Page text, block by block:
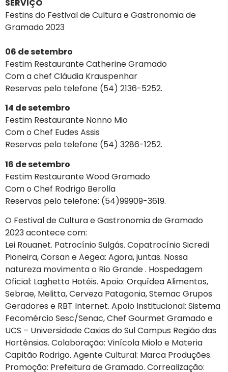
SERVIÇO
Festins do Festival de Cultura e Gastronomia de
Gramado 2023
06 de setembro
Festim Restaurante Catherine Gramado
Com a chef Cláudia Krauspenhar
Reservas pelo telefone (54) 2136-5252.
14 de setembro
Festim Restaurante Nonno Mio
Com o Chef Eudes Assis
Reservas pelo telefone (54) 3286-1252.
16 de setembro
Festim Restaurante Wood Gramado
Com o Chef Rodrigo Berolla
Reservas pelo telefone: (54)99909-3619.
O Festival de Cultura e Gastronomia de Gramado
2023 acontece com:
Lei Rouanet. Patrocínio Sulgás. Copatrocínio Sicredi
Pioneira, Corsan e Aegea: Agora, juntas. Nossa
natureza movimenta o Rio Grande . Hospedagem
Oficial: Laghetto Hotéis. Apoio: Orquídea Alimentos,
Sebrae, Melitta, Cerveza Patagonia, Stemac Grupos
Geradores e RBT Internet. Apoio Institucional: Sistema
Fecomércio Sesc/Senac, Chef Gourmet Gramado e
UCS – Universidade Caxias do Sul Campus Região das
Hortênsias. Colaboração: Vinícola Miolo e Materia
Capitão Rodrigo. Agente Cultural: Marca Produções.
Promoção: Prefeitura de Gramado. Correalização: